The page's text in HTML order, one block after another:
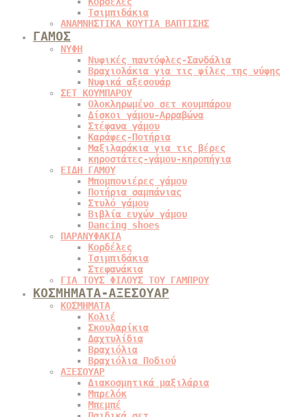
Τσιμπιδάκια
ΑΝΑΜΝΗΣΤΙΚΑ ΚΟΥΤΙΑ ΒΑΠΤΙΣΗΣ
ΓΑΜΟΣ
ΝΥΦΗ
Νυφικές παντόφλες-Σανδάλια
Βραχιολάκια για τις φίλες της νύφης
Νυφικά αξεσουάρ
ΣΕΤ ΚΟΥΜΠΑΡΟΥ
Ολοκληρωμένο σετ κουμπάρου
Δίσκοι γάμου-Αρραβώνα
Στέφανα γάμου
Καράφες-Ποτήρια
Μαξιλαράκια για τις βέρες
κηροστάτες-γάμου-κηροπήγια
ΕΙΔΗ ΓΑΜΟΥ
Μπομπονιέρες γάμου
Ποτήρια σαμπάνιας
Στυλό γάμου
Βιβλία ευχών γάμου
Dancing shoes
ΠΑΡΑΝΥΦΑΚΙΑ
Κορδέλες
Τσιμπιδάκια
Στεφανάκια
ΓΙΑ ΤΟΥΣ ΦΙΛΟΥΣ ΤΟΥ ΓΑΜΠΡΟΥ
ΚΟΣΜΗΜΑΤΑ-ΑΞΕΣΟΥΑΡ
ΚΟΣΜΗΜΑΤΑ
Κολιέ
Σκουλαρίκια
Δαχτυλίδια
Βραχιόλια
Βραχιόλια Ποδιού
ΑΞΕΣΟΥΑΡ
Διακοσμητικά μαξιλάρια
Μπρελόκ
Μπεμπέ